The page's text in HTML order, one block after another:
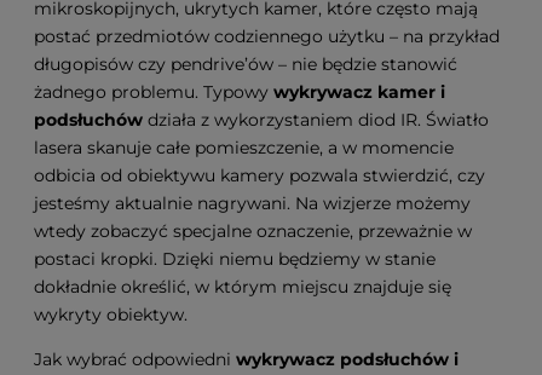
mikroskopijnych, ukrytych kamer, które często mają
postać przedmiotów codziennego użytku – na przykład
długopisów czy pendrive’ów – nie będzie stanowić
żadnego problemu. Typowy wykrywacz kamer i
podsłuchów działa z wykorzystaniem diod IR. Światło
lasera skanuje całe pomieszczenie, a w momencie
odbicia od obiektywu kamery pozwala stwierdzić, czy
jesteśmy aktualnie nagrywani. Na wizjerze możemy
wtedy zobaczyć specjalne oznaczenie, przeważnie w
postaci kropki. Dzięki niemu będziemy w stanie
dokładnie określić, w którym miejscu znajduje się
wykryty obiektyw.
Jak wybrać odpowiedni wykrywacz podsłuchów i